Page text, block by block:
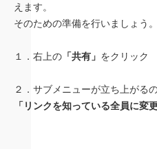
えます。
そのための準備を行いましょう。
１．右上の 「共有」 をクリック
２．サブメニューが立ち上がる
「リンクを知っている全員に変更